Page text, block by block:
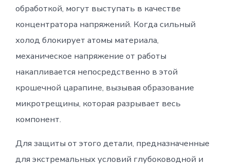
обработкой, могут выступать в качестве
концентратора напряжений. Когда сильный
холод блокирует атомы материала,
механическое напряжение от работы
накапливается непосредственно в этой
крошечной царапине, вызывая образование
микротрещины, которая разрывает весь
компонент.
Для защиты от этого детали, предназначенные
для экстремальных условий глубоководной и